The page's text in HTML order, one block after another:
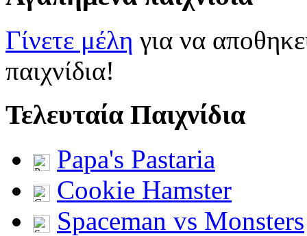
Γίνετε μέλη για να
παιχνίδια!
Τελευταία Παιχνίδια
Papa's Pastaria
Cookie Hamster
Spaceman vs Monsters